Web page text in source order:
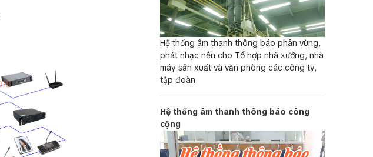
Hệ thống âm thanh thông báo phân vùng,
phát nhạc nền cho Tổ hợp nhà xưởng, nhà
máy sản xuất và văn phòng các công ty,
tập đoàn
Hệ thống âm thanh thông báo công
cộng